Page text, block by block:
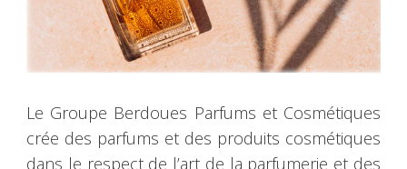
Le Groupe Berdoues Parfums et Cosmétiques
crée des parfums et des produits cosmétiques
dans le respect de l’art de la parfumerie et des